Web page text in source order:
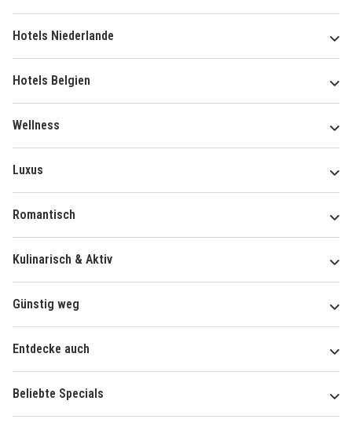
Hotels Niederlande
Hotels Belgien
Wellness
Luxus
Romantisch
Kulinarisch & Aktiv
Günstig weg
Entdecke auch
Beliebte Specials